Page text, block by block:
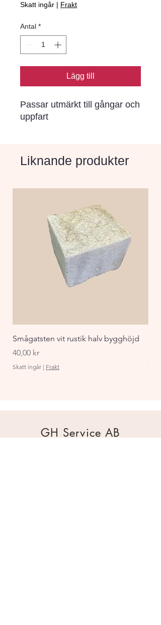
Skatt ingår | Frakt
Antal *
Lägg till
Passar utmärkt till gångar och
uppfart
Liknande produkter
Smågatsten vit rustik halv bygghöjd
Pris
40,00 kr
Skatt ingår | Frakt
Pris
GH Service AB